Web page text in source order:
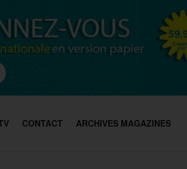
CONTACT ARCHIVES MAGAZINES